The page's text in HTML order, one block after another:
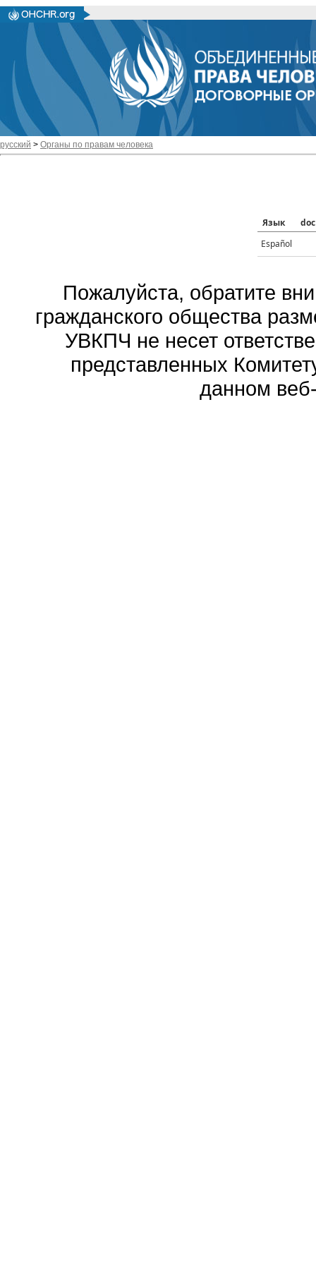
русский > Органы по правам человека
Язык
doc
Español
Пожалуйста, обратите
гражданского общества
УВКПЧ не несет
представленных
данном